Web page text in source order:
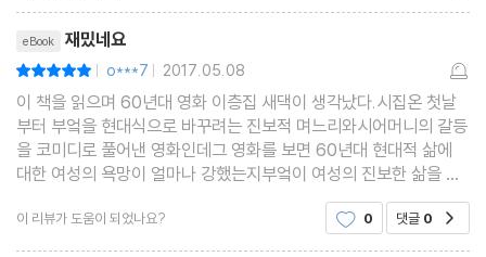
eBook 재밌네요
| o***7 | 2017.05.08
이 책을 읽으며 60년대 영화 이층집 새댁이 생각났다.시집온 첫날
부터 부엌을 현대식으로 바꾸려는 진보적 며느리와시어머니의 갈등
을 코미디로 풀어낸 영화인데그 영화를 보면 60년대 현대적 삶에
대한 여성의 욕망이 얼마나 강했는지부엌이 여성의 진보한 삶을 얼
마나 강렬하게 상징했는지 알수있다.이 책 또한 이처럼 한국 여성의
삶에서 가장 중요한 공간인 부엌을 통해 사회적 변화
이 리뷰가 도움이 되었나요? 0 댓글 0